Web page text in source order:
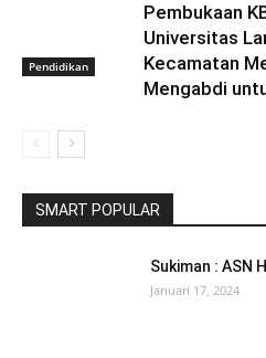
Pendidikan
Pembukaan
Universitas
Kecamatan
Mengabdi
SMART POPULAR
Sukiman : ASN
Januari 17, 2024